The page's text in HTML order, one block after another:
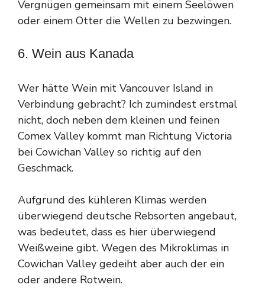
Vergnügen gemeinsam mit einem Seelöwen
oder einem Otter die Wellen zu bezwingen.
6. Wein aus Kanada
Wer hätte Wein mit Vancouver Island in
Verbindung gebracht? Ich zumindest erstmal
nicht, doch neben dem kleinen und feinen
Comex Valley kommt man Richtung Victoria
bei Cowichan Valley so richtig auf den
Geschmack.
Aufgrund des kühleren Klimas werden
überwiegend deutsche Rebsorten angebaut,
was bedeutet, dass es hier überwiegend
Weißweine gibt. Wegen des Mikroklimas in
Cowichan Valley gedeiht aber auch der ein
oder andere Rotwein.